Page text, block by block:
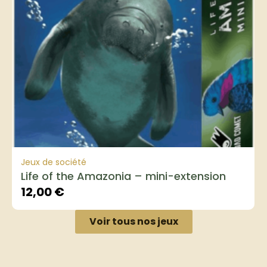
Jeux de société
Life of the Amazonia – mini-extension
12,00€
Voir tous nos jeux